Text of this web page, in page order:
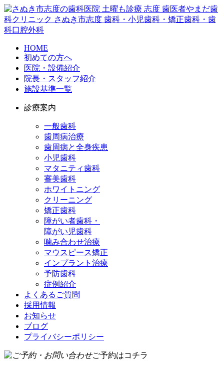
HOME
初めての方へ
医院・設備紹介
院長・スタッフ紹介
施設基準一覧
診療案内
一般歯科
歯周病治療
歯周病と全身疾患
小児歯科
マタニティ歯科
審美歯科
ホワイトニング
クリーニング
矯正歯科
障がい者歯科・
障がい児歯科
噛み合わせ治療
マウスピース矯正
インプラント治療
予防歯科
症例紹介
よくあるご質問
採用情報
お知らせ
ブログ
プライバシーポリシー
ご予約はコチラ